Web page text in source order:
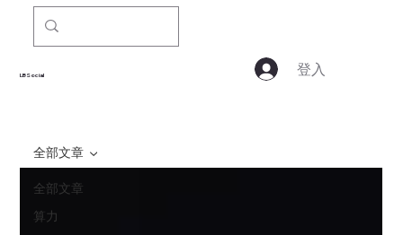
LBSocial 登入
全部文章
算力
全部文章